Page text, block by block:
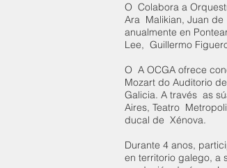
O Colabora a
Ara Malikian, Juan
anualmente en
Lee, Guillermo
O A OCGA ofrece
Mozart do Auditorio
Galicia. A través as
Aires, Teatro
ducal de Xénova.
Durante 4 anos,
en territorio galego, a